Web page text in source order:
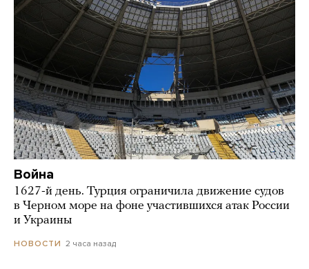
Война
1627-й день. Турция ограничила движение судов
в Черном море на фоне участившихся атак России
и Украины
НОВОСТИ 2 часа назад